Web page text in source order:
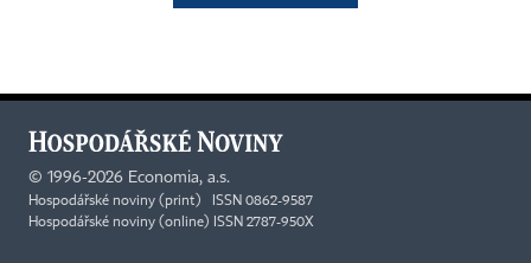
© 1996-2026 Economia, a.s.
Hospodářské noviny (print) ISSN 0862-9587
Hospodářské noviny (online) ISSN 2787-950X